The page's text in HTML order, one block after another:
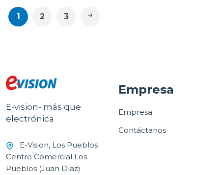
1 2 3
E-vision- más que
electrónica
E-Vision, Los Pueblos
Centro Comercial Los
Pueblos (Juan Díaz)
Empresa
Empresa
Contáctanos